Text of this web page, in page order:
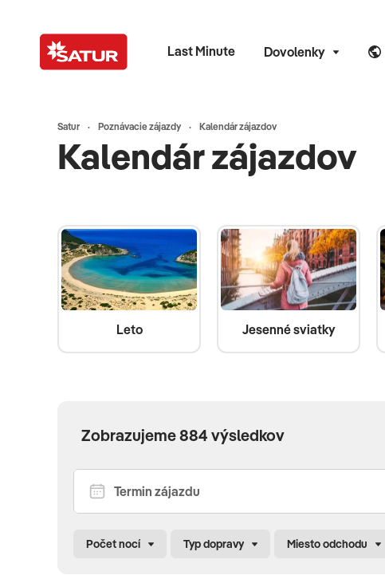
Last Minute Dovolenky
Satur Poznávacie zájazdy Kalendár zájazdov
Kalendár zájazdov
Leto Jesenné sviatky
Zobrazujeme 884 výsledkov
Počet nocí Typ dopravy Miesto odchodu